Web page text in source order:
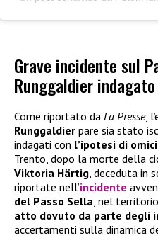
Grave incidente sul
Runggaldier
Come riportato da La Presse,
Runggaldier pare sia stato
indagati con l’ipotesi di
Trento, dopo la morte della
Viktoria Härtig, deceduta in
riportate nell’incidente
del Passo Sella, nel
atto dovuto da parte degli
accertamenti sulla dinamica